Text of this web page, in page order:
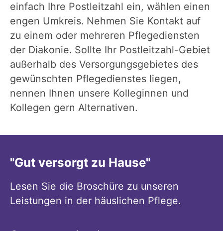
einfach Ihre Postleitzahl ein, wählen einen
engen Umkreis. Nehmen Sie Kontakt auf
zu einem oder mehreren Pflegediensten
der Diakonie. Sollte Ihr Postleitzahl-Gebiet
außerhalb des Versorgungsgebietes des
gewünschten Pflegedienstes liegen,
nennen Ihnen unsere Kolleginnen und
Kollegen gern Alternativen.
"Gut versorgt zu Hause"
Lesen Sie die Broschüre zu unseren
Leistungen in der häuslichen Pflege.